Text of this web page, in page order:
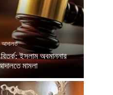
ইসলাম অবমাননার
মামলা